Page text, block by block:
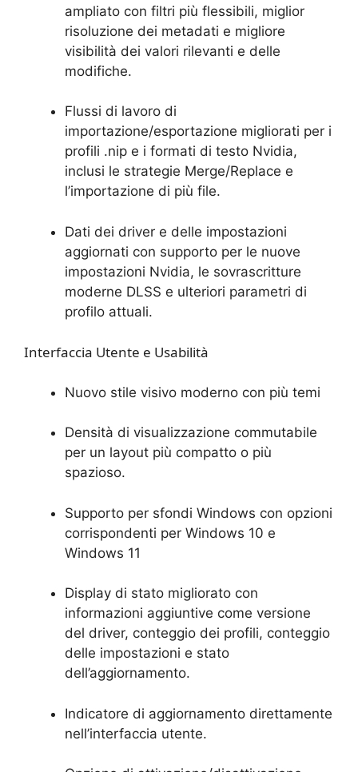
ampliato con filtri più flessibili, miglior
risoluzione dei metadati e migliore
visibilità dei valori rilevanti e delle
modifiche.
Flussi di lavoro di
importazione/esportazione migliorati per i
profili .nip e i formati di testo Nvidia,
inclusi le strategie Merge/Replace e
l’importazione di più file.
Dati dei driver e delle impostazioni
aggiornati con supporto per le nuove
impostazioni Nvidia, le sovrascritture
moderne DLSS e ulteriori parametri di
profilo attuali.
Interfaccia Utente e Usabilità
Nuovo stile visivo moderno con più temi
Densità di visualizzazione commutabile
per un layout più compatto o più
spazioso.
Supporto per sfondi Windows con opzioni
corrispondenti per Windows 10 e
Windows 11
Display di stato migliorato con
informazioni aggiuntive come versione
del driver, conteggio dei profili, conteggio
delle impostazioni e stato
dell’aggiornamento.
Indicatore di aggiornamento direttamente
nell’interfaccia utente.